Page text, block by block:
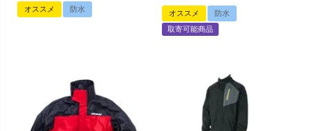
オススメ 防水 オススメ
防水
取寄可能商品